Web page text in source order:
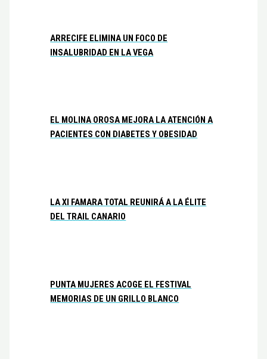
ARRECIFE ELIMINA UN FOCO DE
INSALUBRIDAD EN LA VEGA
EL MOLINA OROSA MEJORA LA ATENCIÓN A
PACIENTES CON DIABETES Y OBESIDAD
LA XI FAMARA TOTAL REUNIRÁ A LA ÉLITE
DEL TRAIL CANARIO
PUNTA MUJERES ACOGE EL FESTIVAL
MEMORIAS DE UN GRILLO BLANCO